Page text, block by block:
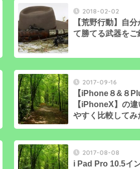
2018-02-02
【荒野行動】自
て勝てる武器をご
2017-09-16
【iPhone８&８
【iPhoneX】の
やすく比較してみ
2017-08-08
i Pad Pro 10.5イ